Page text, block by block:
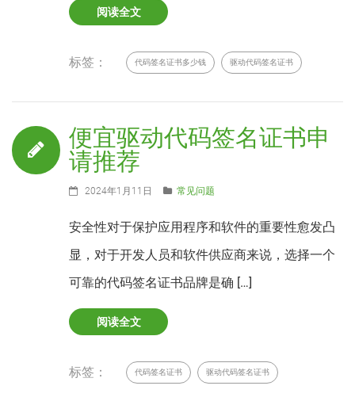
阅读全文
标签： 代码签名证书多少钱 驱动代码签名证书
便宜驱动代码签名证书申
请推荐
2024年1月11日 常见问题
安全性对于保护应用程序和软件的重要性愈发凸
显，对于开发人员和软件供应商来说，选择一个
可靠的代码签名证书品牌是确 […]
阅读全文
标签： 代码签名证书 驱动代码签名证书